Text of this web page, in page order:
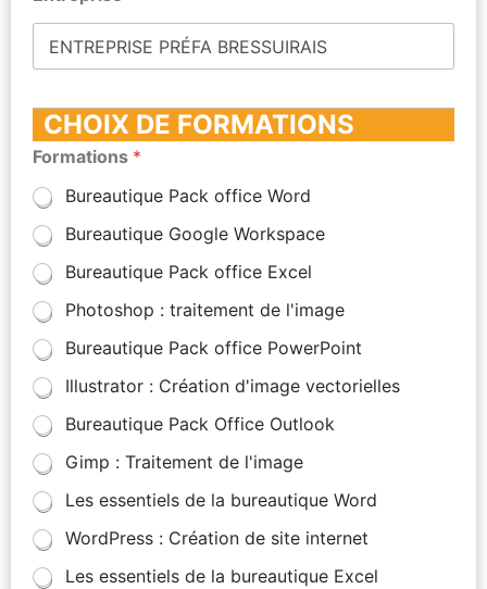
CHOIX DE FORMATIONS
Formations *
Bureautique Pack office Word
Bureautique Google Workspace
Bureautique Pack office Excel
Photoshop : traitement de l'image
Bureautique Pack office PowerPoint
Illustrator : Création d'image vectorielles
Bureautique Pack Office Outlook
Gimp : Traitement de l'image
Les essentiels de la bureautique Word
WordPress : Création de site internet
Les essentiels de la bureautique Excel